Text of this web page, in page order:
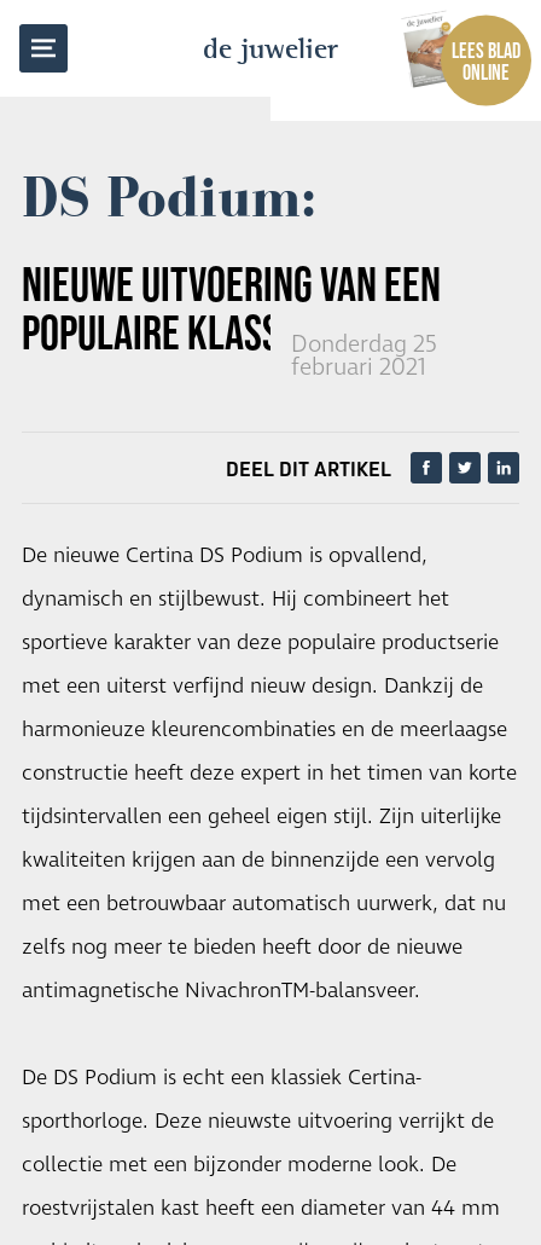
de juwelier
LEES BLAD
ONLINE
DS Podium:
NIEUWE UITVOERING VAN EEN
POPULAIRE KLASSIEKERDonderdag 25
februari 2021
TERUG NAAR OVERZICHT
DEEL DIT ARTIKEL
De nieuwe Certina DS Podium is opvallend,
dynamisch en stijlbewust. Hij combineert het
sportieve karakter van deze populaire productserie
met een uiterst verfijnd nieuw design. Dankzij de
harmonieuze kleurencombinaties en de meerlaagse
constructie heeft deze expert in het timen van korte
tijdsintervallen een geheel eigen stijl. Zijn uiterlijke
kwaliteiten krijgen aan de binnenzijde een vervolg
met een betrouwbaar automatisch uurwerk, dat nu
zelfs nog meer te bieden heeft door de nieuwe
antimagnetische NivachronTM-balansveer.
De DS Podium is echt een klassiek Certina-
sporthorloge. Deze nieuwste uitvoering verrijkt de
collectie met een bijzonder moderne look. De
roestvrijstalen kast heeft een diameter van 44 mm